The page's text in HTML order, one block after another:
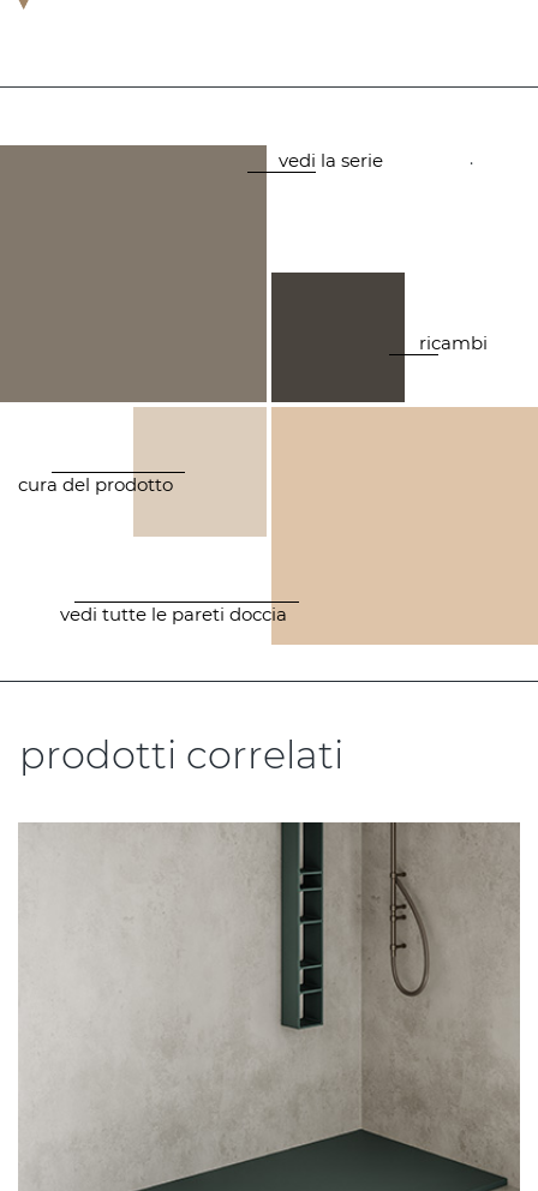
vedi la serie .
ricambi
cura del prodotto
vedi tutte le pareti doccia
prodotti correlati